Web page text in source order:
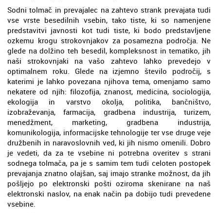
Sodni tolmač in prevajalec na zahtevo strank prevajata tudi
vse vrste besedilnih vsebin, tako tiste, ki so namenjene
predstavitvi javnosti kot tudi tiste, ki bodo predstavljene
ozkemu krogu strokovnjakov za posamezna področja. Ne
glede na dolžino teh besedil, kompleksnost in tematiko, jih
naši strokovnjaki na vašo zahtevo lahko prevedejo v
optimalnem roku. Glede na izjemno število področij, s
katerimi je lahko povezana njihova tema, omenjamo samo
nekatere od njih: filozofija, znanost, medicina, sociologija,
ekologija in varstvo okolja, politika, bančništvo,
izobraževanja, farmacija, gradbena industrija, turizem,
menedžment, marketing, gradbena industrija,
komunikologija, informacijske tehnologije ter vse druge veje
družbenih in naravoslovnih ved, ki jih nismo omenili. Dobro
je vedeti, da za te vsebine ni potrebna overitev s strani
sodnega tolmača, pa je s samim tem tudi celoten postopek
prevajanja znatno olajšan, saj imajo stranke možnost, da jih
pošljejo po elektronski pošti oziroma skenirane na naš
elektronski naslov, na enak način pa dobijo tudi prevedene
vsebine.